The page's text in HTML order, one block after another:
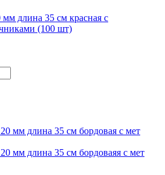
мм длина 35 см красная с
(100 шт)